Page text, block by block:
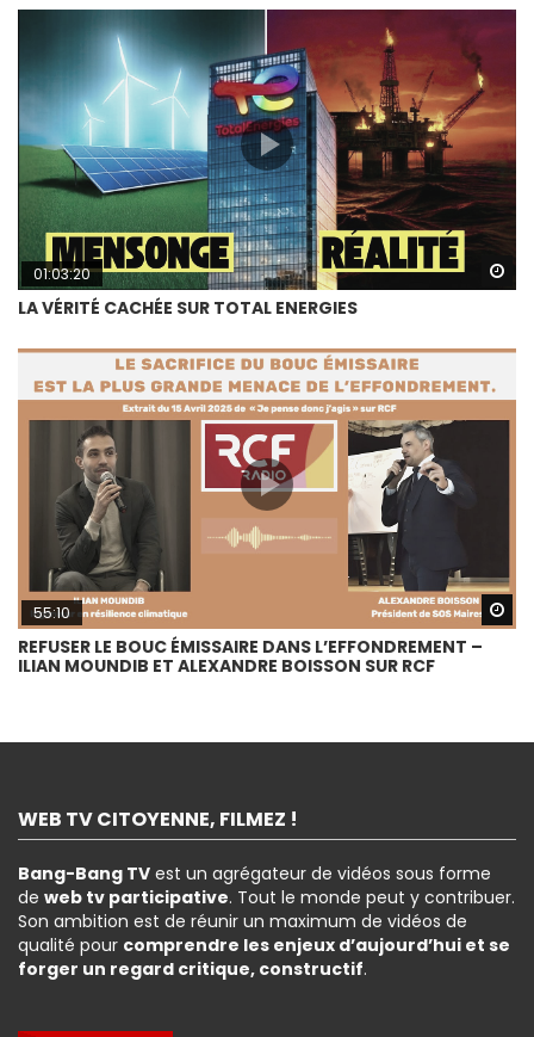
01:03:20
LA VÉRITÉ CACHÉE SUR TOTAL ENERGIES
55:10
REFUSER LE BOUC ÉMISSAIRE DANS L’EFFONDREMENT –
ILIAN MOUNDIB ET ALEXANDRE BOISSON SUR RCF
WEB TV CITOYENNE, FILMEZ !
Bang-Bang TV est un agrégateur de vidéos sous forme
de web tv participative. Tout le monde peut y contribuer.
Son ambition est de réunir un maximum de vidéos de
qualité pour comprendre les enjeux d’aujourd’hui et se
forger un regard critique, constructif.